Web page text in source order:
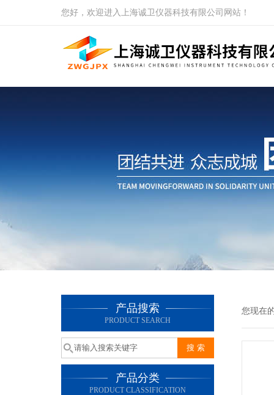
您好，欢迎进入上海诚卫仪器科技有限公司网站！
产品搜索
PRODUCT SEARCH
产品分类
PRODUCT CLASSIFICATION
您现在